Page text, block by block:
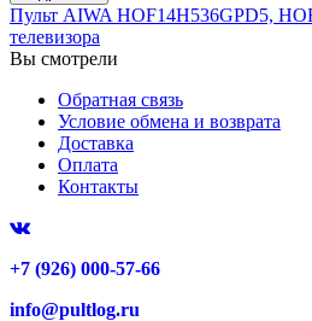
Пульт AIWA HOF14H536GPD5,
телевизора
Вы смотрели
Обратная связь
Условие обмена и возврата
Доставка
Оплата
Контакты
+7 (926) 000-57-66
info@pultlog.ru